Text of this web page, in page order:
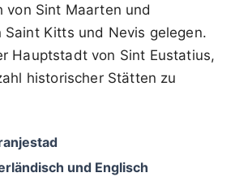
von Sint Maarten und
Kitts und Nevis gelegen.
Hauptstadt von Sint Eustatius,
historischer Stätten zu
und Englisch